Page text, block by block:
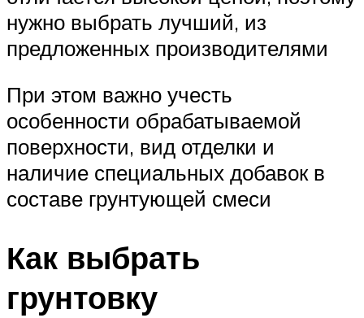
нужно выбрать лучший, из
предложенных производителями
При этом важно учесть
особенности обрабатываемой
поверхности, вид отделки и
наличие специальных добавок в
составе грунтующей смеси
Как выбрать
грунтовку